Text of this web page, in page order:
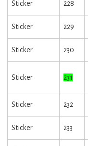
Sticker 228
Sticker 229
Sticker 230
Sticker 231
Sticker 232
Sticker 233